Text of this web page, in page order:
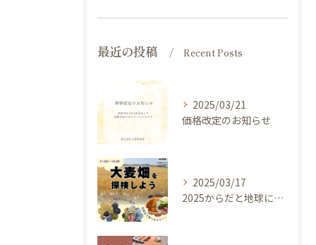
最近の投稿 Recent Posts
2025/03/21
価格改定のお知らせ
2025/03/17
2025からだと地球にやさしい大麦de体験しよう ～ 今年のキャッチフレーズは 『大麦畑を探検しよう！』イベントのご案内